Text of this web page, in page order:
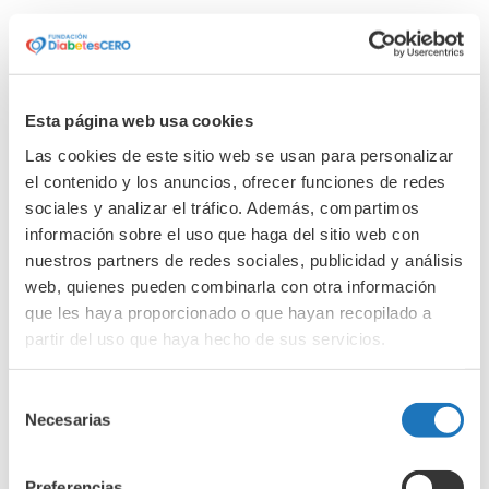
Esta página web usa cookies
Las cookies de este sitio web se usan para personalizar
el contenido y los anuncios, ofrecer funciones de redes
sociales y analizar el tráfico. Además, compartimos
información sobre el uso que haga del sitio web con
nuestros partners de redes sociales, publicidad y análisis
web, quienes pueden combinarla con otra información
que les haya proporcionado o que hayan recopilado a
partir del uso que haya hecho de sus servicios.
Necesarias
febrero 2025
diciembre 2024
noviembre 2024
octubre 2024
septiembre 2024
junio 2024
abril 2024
marzo 2024
diciembre 2023